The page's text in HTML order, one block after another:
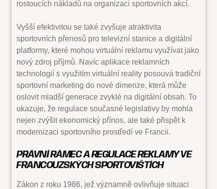
rostoucích nákladů na organizaci sportovních akcí.
Vyšší efektivitou se také zvyšuje atraktivita
sportovních přenosů pro televizní stanice a digitální
platformy, které mohou virtuální reklamu využívat jako
nový zdroj příjmů. Navíc aplikace reklamních
technologií s využitím virtuální reality posouvá tradiční
sportovní marketing do nové dimenze, která může
oslovit mladší generace zvyklé na digitální obsah. To
ukazuje, že regulace současné legislativy by mohla
nejen zvýšit ekonomický přínos, ale také přispět k
modernizaci sportovního prostředí ve Francii.
PRÁVNÍ RÁMEC A REGULACE REKLAMY VE
FRANCOUZSKÝCH SPORTOVIŠTÍCH
Zákon z roku 1986, jež významně ovlivňuje situaci